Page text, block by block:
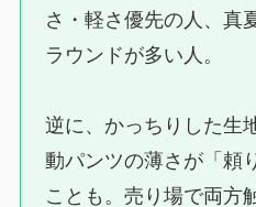
さ・軽さ優先の人、真
ラウンドが多い人。
逆に、かっちりした生
動パンツの薄さが「頼
ことも。売り場で両方